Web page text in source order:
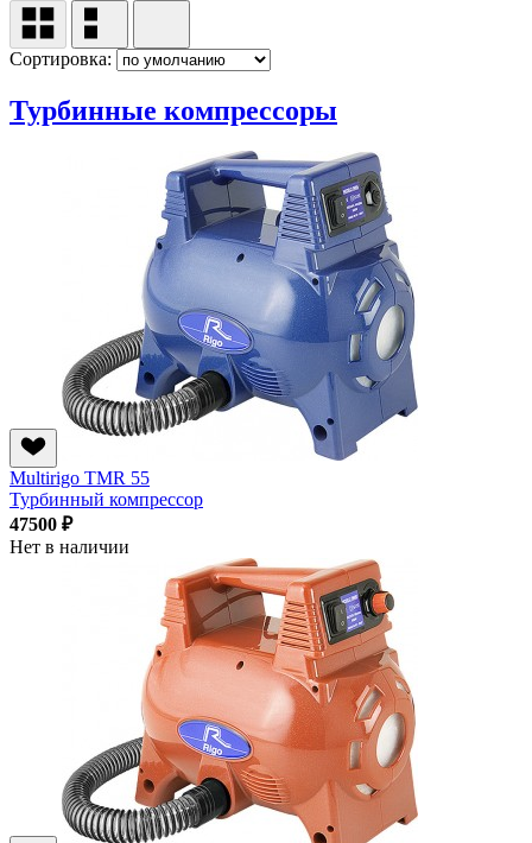
Сортировка:
Турбинные компрессоры
Multirigo TMR 55
Турбинный компрессор
47500 ₽
Нет в наличии